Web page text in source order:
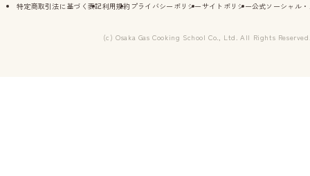
特定商取引法に基づく表記利用規約 プライバシーポリシーサイトポリシー公式ソーシャル
(c) Osaka Gas Cooking School Co., Ltd. All Rights